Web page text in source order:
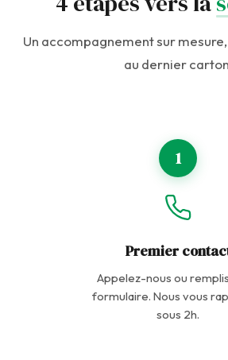
Un accompagnement sur
au dernier
1
Premier
Appelez-nous ou
formulaire. Nous vous
sous 2h.